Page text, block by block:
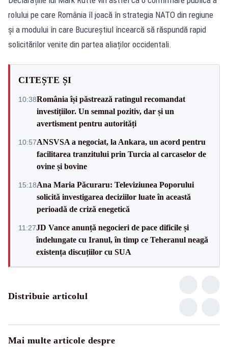
rolului pe care România îl joacă în strategia NATO din regiune
și a modului în care Bucureștiul încearcă să răspundă rapid
solicitărilor venite din partea aliaților occidentali.
CITEȘTE ȘI
10:38România își păstrează ratingul recomandat
investițiilor. Un semnal pozitiv, dar și un
avertisment pentru autorități
10:57ANSVSA a negociat, la Ankara, un acord pentru
facilitarea tranzitului prin Turcia al carcaselor de
ovine și bovine
15:18Ana Maria Păcuraru: Televiziunea Poporului
solicită investigarea deciziilor luate în această
perioadă de criză enegetică
11:27JD Vance anunță negocieri de pace dificile și
îndelungate cu Iranul, în timp ce Teheranul neagă
existența discuțiilor cu SUA
Distribuie articolul
Mai multe articole despre